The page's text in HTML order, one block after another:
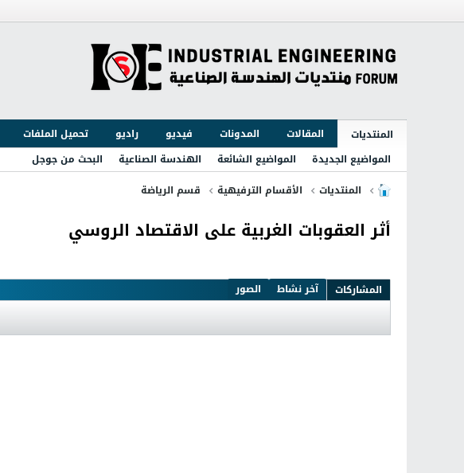
المنتديات المقالات المدونات فيديو راديو تحميل الملفات
المواضيع الجديدة
المواضيع الشائعة الهندسة الصناعية
البحث من جوجل
المنتديات
الأقسام الترفيهية قسم الرياضة
أثر العقوبات الغربية على الاقتصاد الروسي
المشاركات آخر نشاط الصور